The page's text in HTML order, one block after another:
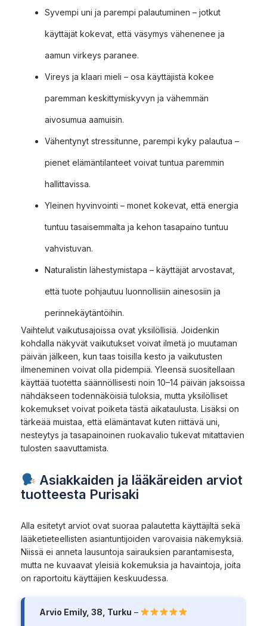
Syvempi uni ja parempi palautuminen – jotkut
käyttäjät kokevat, että väsymys vähenenee ja
aamun virkeys paranee.
Vireys ja klaari mieli – osa käyttäjistä kokee
paremman keskittymiskyvyn ja vähemmän
aivosumua aamuisin.
Vähentynyt stressitunne, parempi kyky palautua –
pienet elämäntilanteet voivat tuntua paremmin
hallittavissa.
Yleinen hyvinvointi – monet kokevat, että energia
tuntuu tasaisemmalta ja kehon tasapaino tuntuu
vahvistuvan.
Naturalistin lähestymistapa – käyttäjät arvostavat,
että tuote pohjautuu luonnollisiin ainesosiin ja
perinnekäytäntöihin.
Vaihtelut vaikutusajoissa ovat yksilöllisiä. Joidenkin
kohdalla näkyvät vaikutukset voivat ilmetä jo muutaman
päivän jälkeen, kun taas toisilla kesto ja vaikutusten
ilmeneminen voivat olla pidempiä. Yleensä suositellaan
käyttää tuotetta säännöllisesti noin 10–14 päivän jaksoissa
nähdäkseen todennäköisiä tuloksia, mutta yksilölliset
kokemukset voivat poiketa tästä aikataulusta. Lisäksi on
tärkeää muistaa, että elämäntavat kuten riittävä uni,
nesteytys ja tasapainoinen ruokavalio tukevat mitattavien
tulosten saavuttamista.
Asiakkaiden ja lääkäreiden arviot
tuotteesta Purisaki
Alla esitetyt arviot ovat suoraa palautetta käyttäjiltä sekä
lääketieteellisten asiantuntijoiden varovaisia näkemyksiä.
Niissä ei anneta lausuntoja sairauksien parantamisesta,
mutta ne kuvaavat yleisiä kokemuksia ja havaintoja, joita
on raportoitu käyttäjien keskuudessa.
Arvio Emily, 38, Turku –